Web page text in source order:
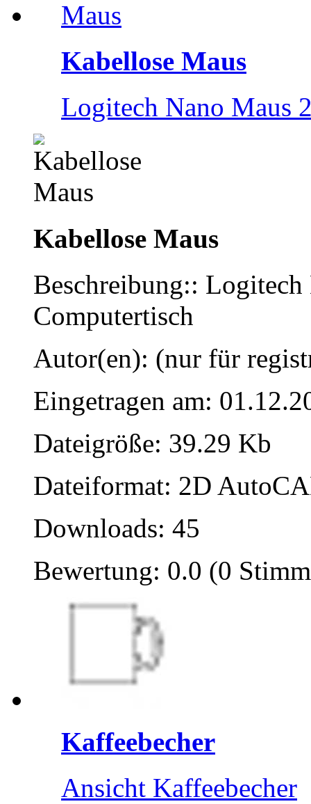
Kabellose Maus
Logitech Nano Maus
Kabellose Maus
Beschreibung::
Computertisch
Autor(en): (nur für
Eingetragen am:
Dateigröße: 39.29 Kb
Dateiformat: 2D
Downloads: 45
Bewertung: 0.0 (0
Kaffeebecher
Ansicht Kaffeebecher